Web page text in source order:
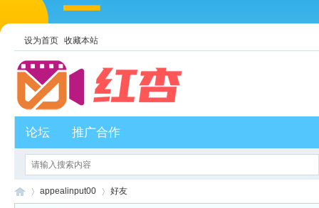
设为首页 收藏本站
论坛 推广合作
appealinput00 好友